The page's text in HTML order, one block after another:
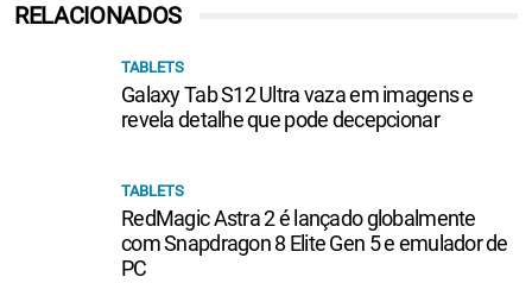
RELACIONADOS
TABLETS
Galaxy Tab S12 Ultra vaza em imagens e
revela detalhe que pode decepcionar
TABLETS
RedMagic Astra 2 é lançado globalmente
com Snapdragon 8 Elite Gen 5 e emulador de
PC